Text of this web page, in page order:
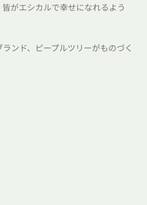
がエシカルで幸せになれるよう
ンド、ピープルツリーがものづく